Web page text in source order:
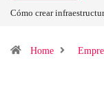
Cómo crear
Home